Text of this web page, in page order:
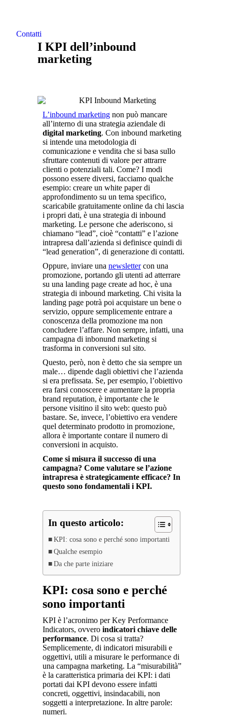
Contatti
I KPI dell’inbound
marketing
L’inbound marketing non può mancare
all’interno di una strategia aziendale di
digital marketing. Con inbound marketing
si intende una metodologia di
comunicazione e vendita che si basa sullo
sfruttare contenuti di valore per attrarre
clienti o potenziali tali. Come? I modi
possono essere diversi, facciamo qualche
esempio: creare un white paper di
approfondimento su un tema specifico,
scaricabile gratuitamente online da chi lascia
i propri dati, è una strategia di inbound
marketing. Le persone che aderiscono, si
chiamano “lead”, cioè “contatti” e l’azione
intrapresa dall’azienda si definisce quindi di
“lead generation”, di generazione di contatti.
Oppure, inviare una newslettercon una
promozione, portando gli utenti ad atterrare
su una landing page create ad hoc, è una
strategia di inbound marketing. Chi visita la
landing page potrà poi acquistare un bene o
servizio, oppure semplicemente entrare a
conoscenza della promozione ma non
concludere l’affare. Non sempre, infatti, una
campagna di inbonund marketing si
trasforma in conversioni sul sito.
Questo, però, non è detto che sia sempre un
male… dipende dagli obiettivi che l’azienda
si era prefissata. Se, per esempio, l’obiettivo
era farsi conoscere e aumentare la propria
brand reputation, è importante che le
persone visitino il sito web: questo può
bastare. Se, invece, l’obiettivo era vendere
quel determinato prodotto in promozione,
allora è importante contare il numero di
conversioni in acquisto.
Come si misura il successo di una
campagna? Come valutare se l’azione
intrapresa è strategicamente efficace? In
questo sono fondamentali i KPI.
In questo articolo:
KPI: cosa sono e perché sono importanti
Qualche esempio
Da che parte iniziare
KPI: cosa sono e perché
sono importanti
KPI è l’acronimo per Key Performance
Indicators, ovvero indicatori chiave delle
performance. Di cosa si tratta?
Semplicemente, di indicatori misurabili e
oggettivi, utili a misurare le performance di
una campagna marketing. La “misurabilità”
è la caratteristica primaria dei KPI: i dati
portati dai KPI devono essere infatti
concreti, oggettivi, insindacabili, non
soggetti a interpretazione. In altre parole:
numeri.